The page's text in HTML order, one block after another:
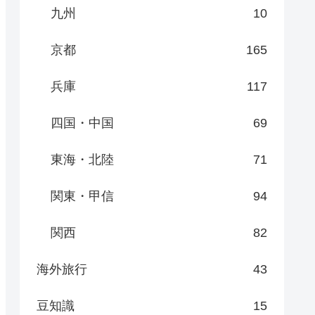
九州 10
京都 165
兵庫 117
四国・中国 69
東海・北陸 71
関東・甲信 94
関西 82
海外旅行 43
豆知識 15